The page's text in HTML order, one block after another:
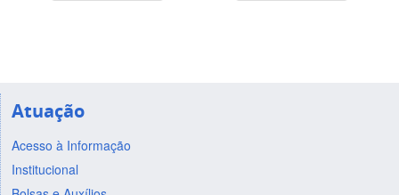
Atuação
Acesso à Informação
Institucional